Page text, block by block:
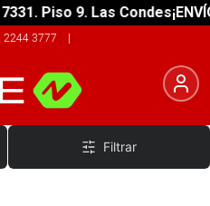
Piso 9. Las Condes
2244 3777 |
Filtrar